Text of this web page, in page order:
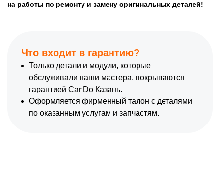
на работы по ремонту и замену оригинальных деталей!
Что входит в гарантию?
Только детали и модули, которые
обслуживали наши мастера, покрываются
гарантией CanDo Казань.
Оформляется фирменный талон с деталями
по оказанным услугам и запчастям.